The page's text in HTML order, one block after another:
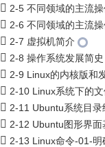
2-5 不同领域的主流
2-6 不同领域的主流
2-7 虚拟机简介
2-8 操作系统发展简史
2-9 Linux的内核版和
2-10 Linux系统下的
2-11 Ubuntu系统目录
2-12 Ubuntu图形界面
2-13 Linux命令-01-明